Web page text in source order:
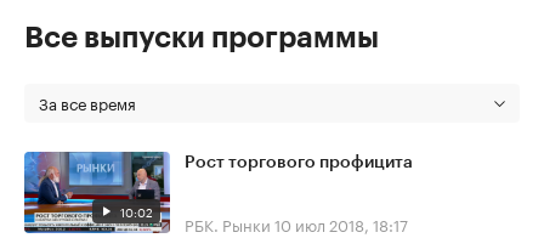
Все выпуски программы
За все время
10:02
Рост торгового профицита
РБК. Рынки 10 июл 2018, 18:17